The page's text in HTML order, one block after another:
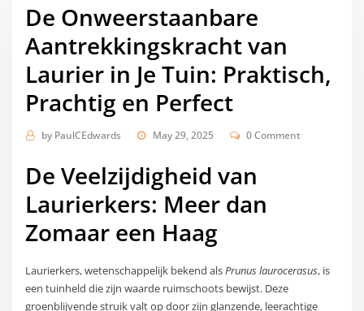
De Onweerstaanbare
Aantrekkingskracht van
Laurier in Je Tuin: Praktisch,
Prachtig en Perfect
by PaulCEdwards May 29, 2025 0 Comment
De Veelzijdigheid van
Laurierkers: Meer dan
Zomaar een Haag
Laurierkers, wetenschappelijk bekend alsPrunus laurocerasus, is
een tuinheld die zijn waarde ruimschoots bewijst. Deze
groenblijvende struik valt op door zijn glanzende, leerachtige